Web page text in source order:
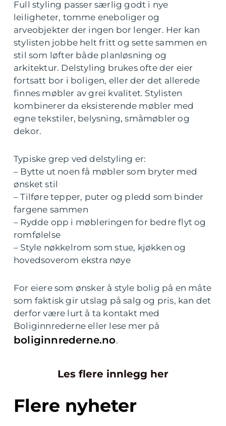
Full styling passer særlig godt i nye
leiligheter, tomme eneboliger og
arveobjekter der ingen bor lenger. Her kan
stylisten jobbe helt fritt og sette sammen en
stil som løfter både planløsning og
arkitektur. Delstyling brukes ofte der eier
fortsatt bor i boligen, eller der det allerede
finnes møbler av grei kvalitet. Stylisten
kombinerer da eksisterende møbler med
egne tekstiler, belysning, småmøbler og
dekor.
Typiske grep ved delstyling er:
– Bytte ut noen få møbler som bryter med
ønsket stil
– Tilføre tepper, puter og pledd som binder
fargene sammen
– Rydde opp i møbleringen for bedre flyt og
romfølelse
– Style nøkkelrom som stue, kjøkken og
hovedsoverom ekstra nøye
For eiere som ønsker å style bolig på en måte
som faktisk gir utslag på salg og pris, kan det
derfor være lurt å ta kontakt med
Boliginnrederne eller lese mer på
boliginnrederne.no.
Les flere innlegg her
Flere nyheter